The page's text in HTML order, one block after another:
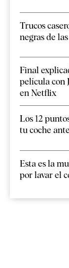
Trucos
negras de
Final
película con
en Netflix
Los 12
tu coche
Esta es la
por lavar el